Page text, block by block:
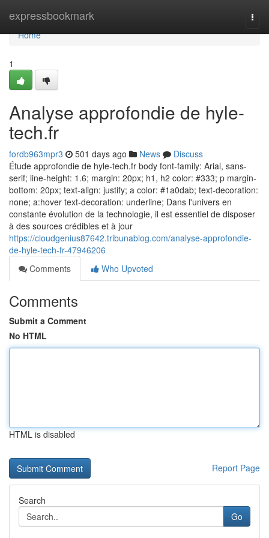
expressbookmark
Home
Home
1
Analyse approfondie de hyle-
tech.fr
fordb963mpr3 501 days ago News
Discuss
Étude approfondie de hyle-tech.fr body font-family: Arial, sans-
serif; line-height: 1.6; margin: 20px; h1, h2 color: #333; p margin-
bottom: 20px; text-align: justify; a color: #1a0dab; text-decoration:
none; a:hover text-decoration: underline; Dans l'univers en
constante évolution de la technologie, il est essentiel de disposer
à des sources crédibles et à jour
https://cloudgenius87642.tribunablog.com/analyse-approfondie-
de-hyle-tech-fr-47946206
Comments
Who Upvoted
Comments
Submit a Comment
No HTML
HTML is disabled
Report Page
Search
Go